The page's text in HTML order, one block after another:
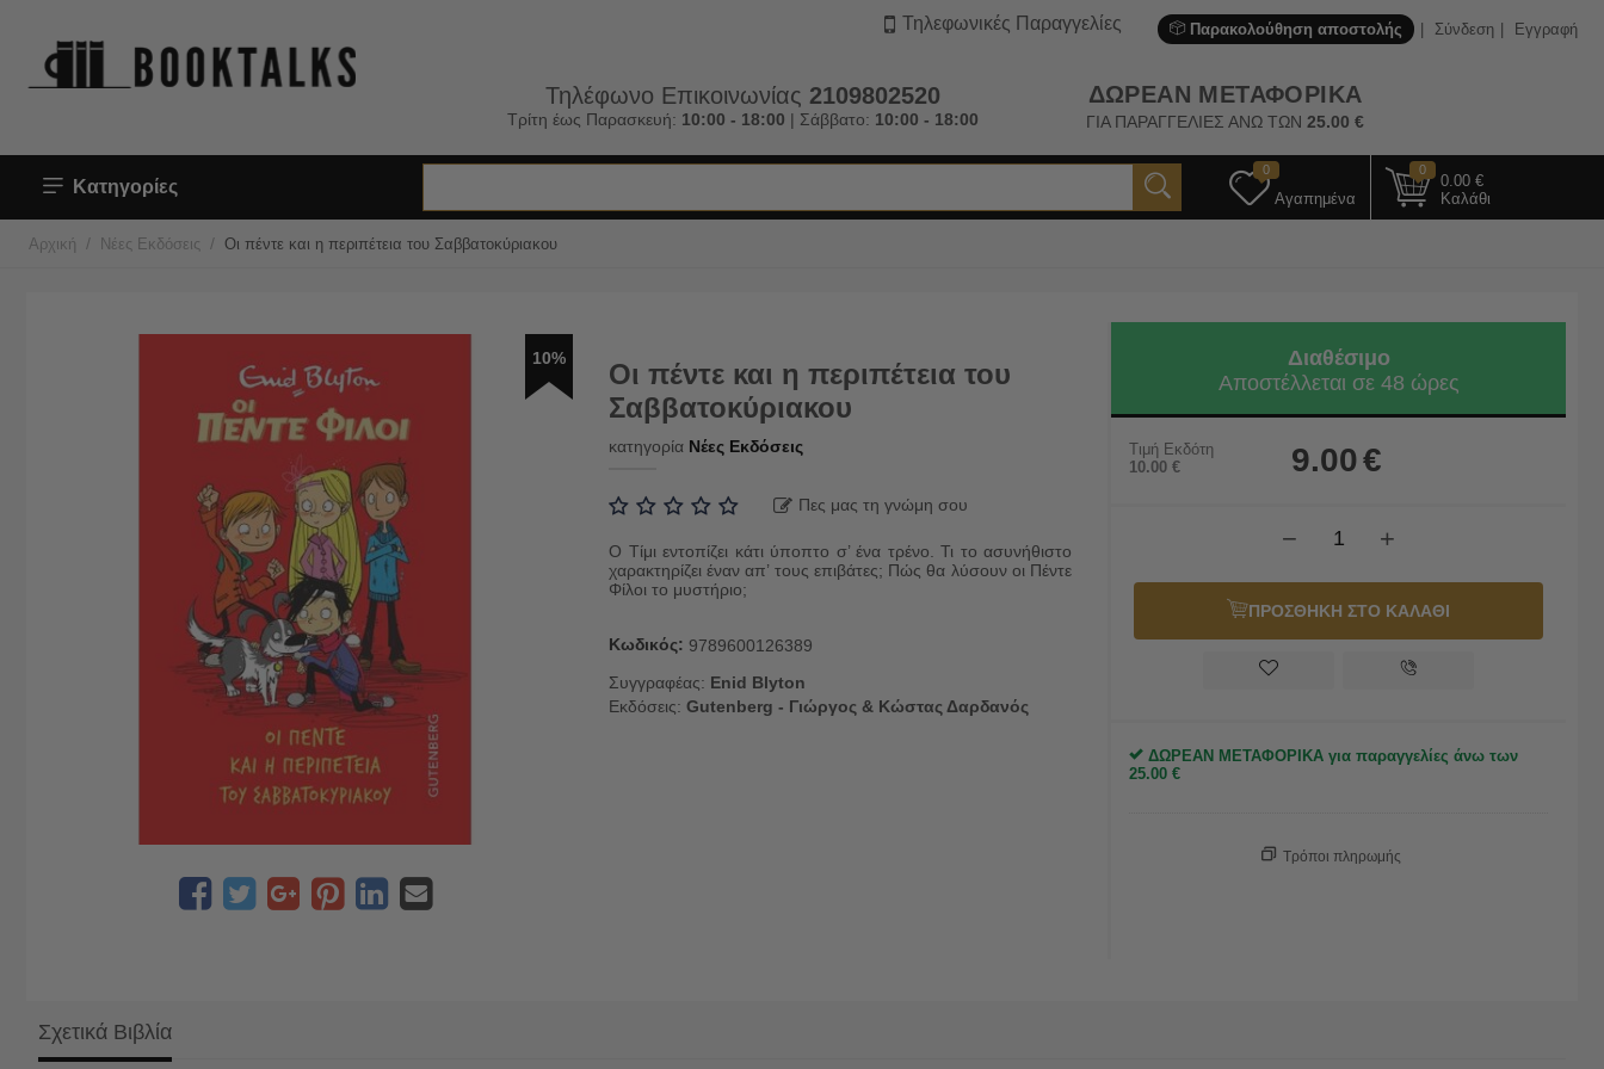
Παρακολούθηση αποστολής Σύνδεση Εγγραφή
Τηλεφωνικές Παραγγελίες
Τηλέφωνο Επικοινωνίας 2109802520
Τρίτη έως Παρασκευή: 10:00 - 18:00 | Σάββατο: 10:00 - 18:00
ΔΩΡΕΑΝ ΜΕΤΑΦΟΡΙΚΑ
ΓΙΑ ΠΑΡΑΓΓΕΛΙΕΣ ΑΝΩ ΤΩΝ25.00 €
Κατηγορίες
0
Αγαπημένα
0
0.00 €
Καλάθι
Αρχική / Νέες Εκδόσεις / Οι πέντε και η περιπέτεια του Σαββατοκύριακου
10%
Οι πέντε και η περιπέτεια του
Σαββατοκύριακου
κατηγορία Νέες Εκδόσεις
Πες μας τη γνώμη σου
Ο Τίμι εντοπίζει κάτι ύποπτο σ’ ένα τρένο. Τι το ασυνήθιστο
χαρακτηρίζει έναν απ’ τους επιβάτες; Πώς θα λύσουν οι Πέντε
Φίλοι το μυστήριο;
Κωδικός: 9789600126389
Συγγραφέας: Enid Blyton
Εκδόσεις: Gutenberg - Γιώργος & Κώστας Δαρδανός
Διαθέσιμο
Αποστέλλεται σε 48 ώρες
Τιμή Εκδότη
10.00 € 9.00€
+
−
ΠΡΟΣΘΗΚΗ ΣΤΟ ΚΑΛΑΘΙ
ΔΩΡΕΑΝ ΜΕΤΑΦΟΡΙΚΑ για παραγγελίες άνω των
25.00 €
Τρόποι πληρωμής
Σχετικά Βιβλία